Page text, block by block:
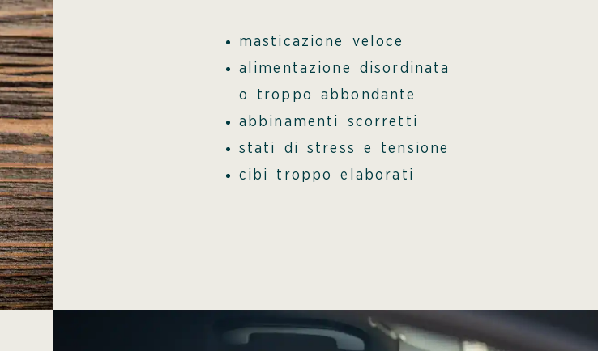
masticazione veloce
alimentazione disordinata
o troppo abbondante
abbinamenti scorretti
stati di stress e tensione
cibi troppo elaborati